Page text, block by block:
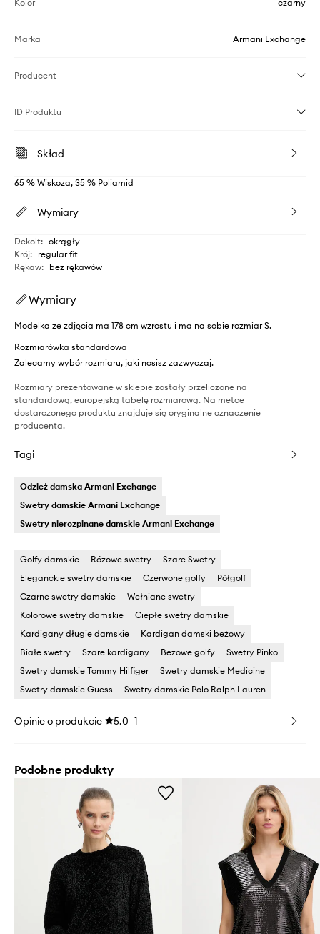
Kolor czarny
Marka Armani Exchange
Producent
ID Produktu
Skład
65 % Wiskoza, 35 % Poliamid
Wymiary
Dekolt: okrągły
Krój: regular fit
Rękaw: bez rękawów
Wymiary
Modelka ze zdjęcia ma 178 cm wzrostu i ma na sobie rozmiar S.
Rozmiarówka standardowa
Zalecamy wybór rozmiaru, jaki nosisz zazwyczaj.
Rozmiary prezentowane w sklepie zostały przeliczone na
standardową, europejską tabelę rozmiarową. Na metce
dostarczonego produktu znajduje się oryginalne oznaczenie
producenta.
Tagi
Odzież damska Armani Exchange
Swetry damskie Armani Exchange
Swetry nierozpinane damskie Armani Exchange
Golfy damskie Różowe swetry
Szare Swetry
Eleganckie swetry damskie
Czerwone golfy
Półgolf
Czarne swetry damskie
Wełniane swetry
Kolorowe swetry damskie
Ciepłe swetry damskie
Kardigany długie damskie
Kardigan damski beżowy
Białe swetry
Szare kardigany Beżowe golfy
Swetry Pinko
Swetry damskie Tommy Hilfiger
Swetry damskie Medicine
Swetry damskie Guess
Swetry damskie Polo Ralph Lauren
Opinie o produkcie 5.0 1
Podobne produkty